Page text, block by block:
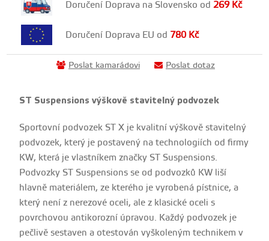
Doručení Doprava na Slovensko od269 Kč
Doručení Doprava EU od 780 Kč
Poslat kamarádovi Poslat dotaz
ST Suspensions výškově stavitelný podvozek
Sportovní podvozek ST X je kvalitní výškově stavitelný
podvozek, který je postavený na technologiích od firmy
KW, která je vlastníkem značky ST Suspensions.
Podvozky ST Suspensions se od podvozků KW liší
hlavně materiálem, ze kterého je vyrobená pístnice, a
který není z nerezové oceli, ale z klasické oceli s
povrchovou antikorozní úpravou. Každý podvozek je
pečlivě sestaven a otestován vyškoleným technikem v